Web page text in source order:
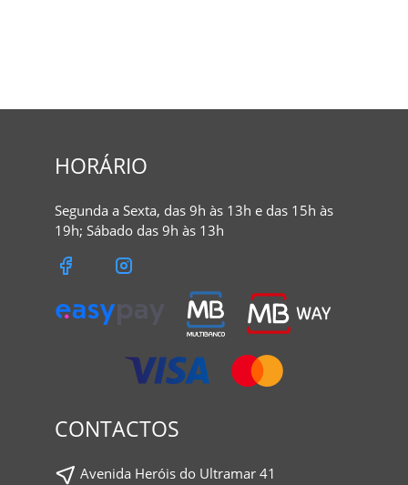
HORÁRIO
Segunda a Sexta, das 9h às 13h e das 15h às
19h; Sábado das 9h às 13h
CONTACTOS
Avenida Heróis do Ultramar 41